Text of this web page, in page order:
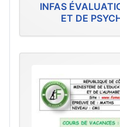
INFAS
ET DE